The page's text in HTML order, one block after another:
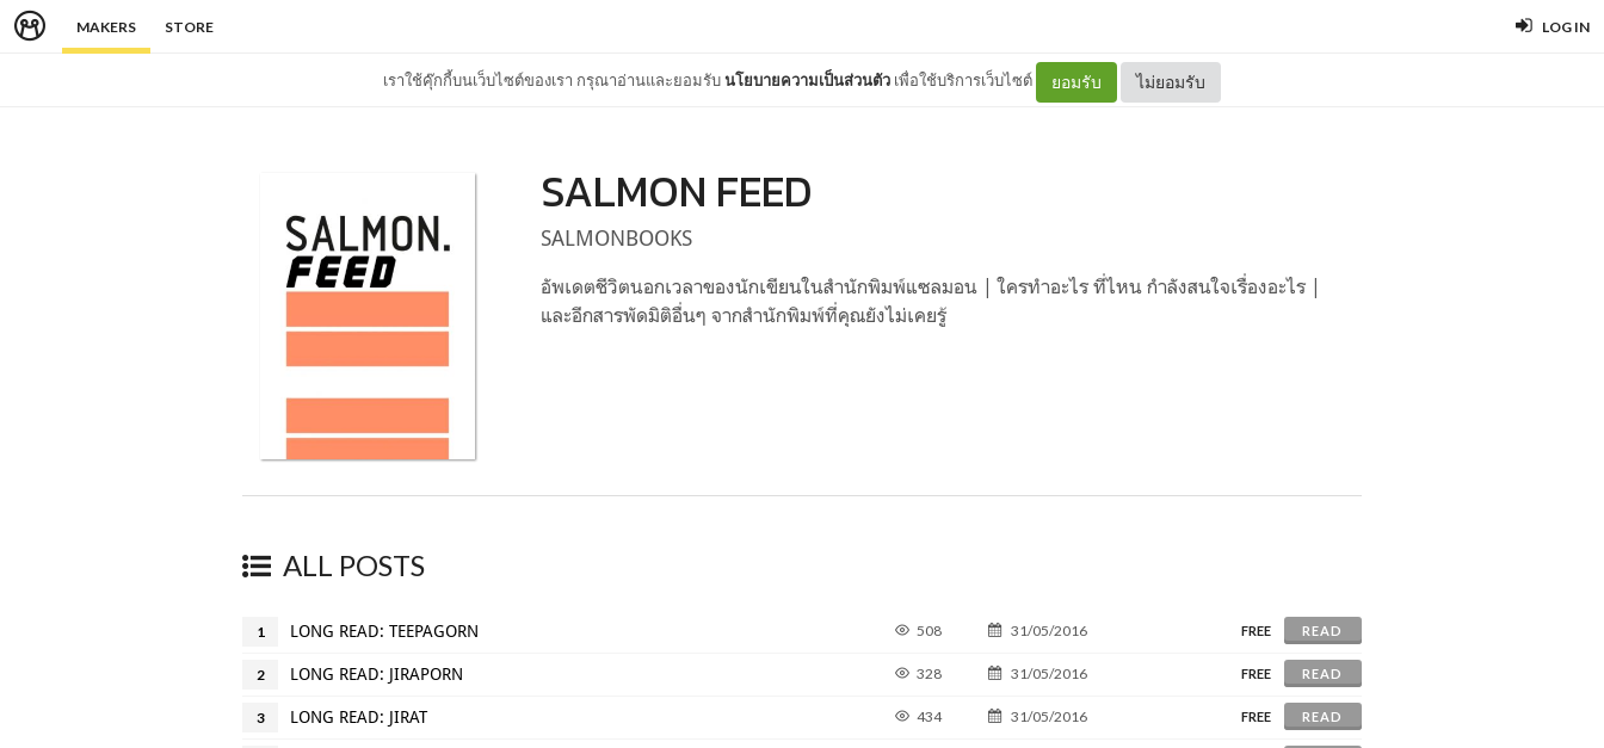
MAKERS STORE LOG IN
เราใช้คุ๊กกี้บนเว็บไซต์ของเรา กรุณาอ่านและยอมรับนโยบายความเป็นส่วนตัว เพื่อใช้บริการเว็บไซต์ ยอมรับ ไม่ยอมรับ
SALMON FEED
SALMONBOOKS
อัพเดตชีวิตนอกเวลาของนักเขียนในสำนักพิมพ์แซลมอน | ใครทำอะไร ที่ไหน กำลังสนใจเรื่องอะไร |
และอีกสารพัดมิติอื่นๆ จากสำนักพิมพ์ที่คุณยังไม่เคยรู้
ALL POSTS
1 LONG READ: TEEPAGORN 508 31/05/2016 FREE READ
2 LONG READ: JIRAPORN 328 31/05/2016 FREE READ
3 LONG READ: JIRAT 434 31/05/2016 FREE READ